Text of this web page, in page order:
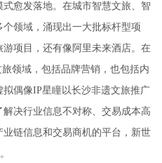
愈发落地。在城市智慧文旅、智
领域，涌现出一大批标杆型项
项目，还有像阿里未来酒店。在
领域，包括品牌营销，也包括内
偶像IP星瞳以长沙非遗文旅推广
决行业信息不对称、交易成本高
链信息和交易商机的平台，新世